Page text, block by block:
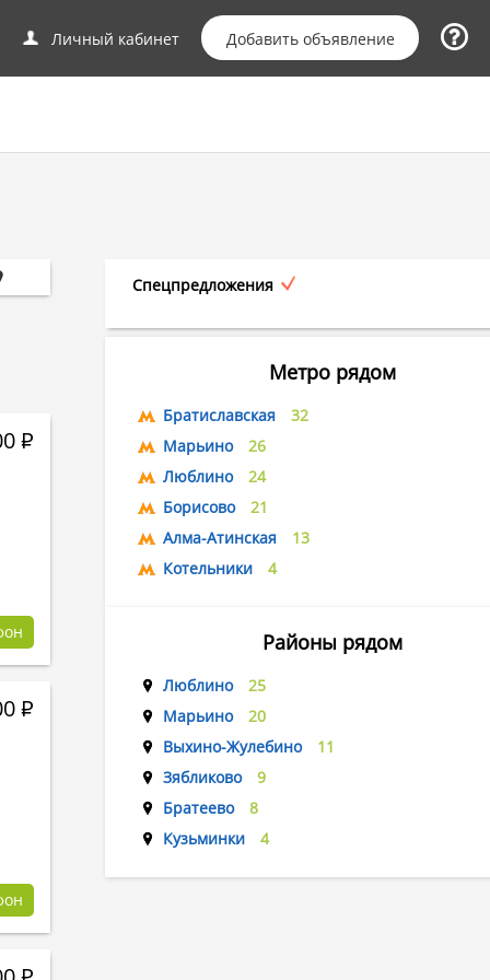
Личный кабинет Добавить объявление
Р
Р
Спецпредложения
Метро рядом
Братиславская
32
Марьино
26
Люблино
24
Борисово
21
Алма-Атинская
13
Котельники
4
Районы рядом
Люблино
25
Марьино
20
Выхино-Жулебино
11
Зябликово
9
Братеево
8
Кузьминки
4